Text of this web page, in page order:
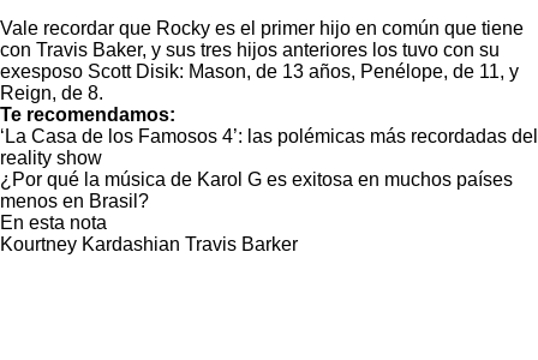
Vale recordar que Rocky es el primer hijo en común que tiene
con Travis Baker, y sus tres hijos anteriores los tuvo con su
exesposo Scott Disik: Mason, de 13 años, Penélope, de 11, y
Reign, de 8.
Te recomendamos:
‘La Casa de los Famosos 4’: las polémicas más recordadas del
reality show
¿Por qué la música de Karol G es exitosa en muchos países
menos en Brasil?
En esta nota
Kourtney Kardashian Travis Barker